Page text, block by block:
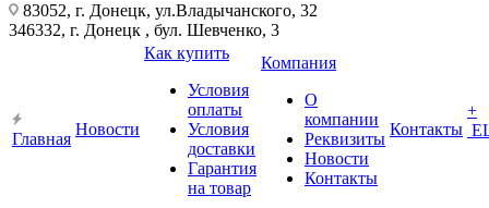
83052, г. Донецк, ул.Владычанского, 32
346332, г. Донецк , бул. Шевченко, 3
Главная
Новости
Как купить
Условия
оплаты
Условия
доставки
Гарантия
на товар
Компания
О
компании
Реквизиты
Новости
Контакты
Контакты
+